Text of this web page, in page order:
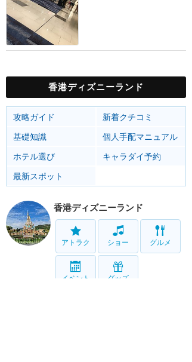
香港ディズニーランド
攻略ガイド
新着クチコミ
基礎知識
個人手配マニュアル
ホテル選び
キャラダイ予約
最新スポット
香港ディズニーランド
アトラク ショー グルメ
イベント グッズ